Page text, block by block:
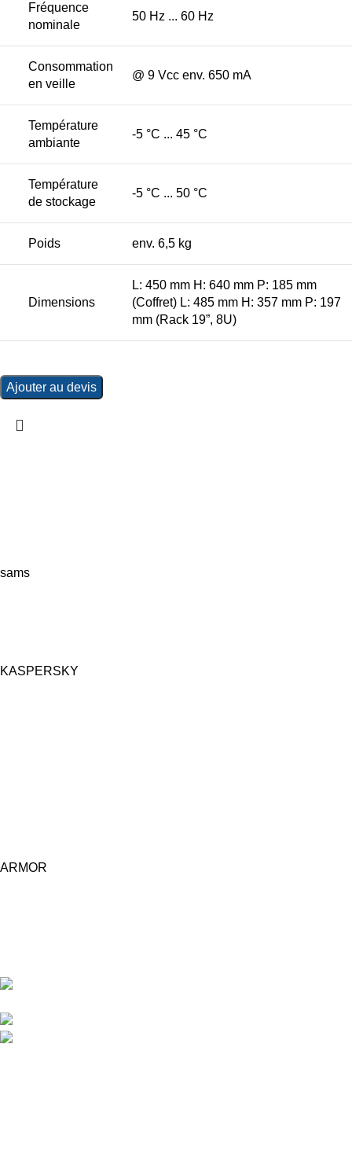
Fréquence
nominale
50 Hz ... 60 Hz
Consommation
en veille
@ 9 Vcc env. 650 mA
Température
ambiante
-5 °C ... 45 °C
Température
de stockage
-5 °C ... 50 °C
Poids env. 6,5 kg
Dimensions
L: 450 mm H: 640 mm P: 185 mm
(Coffret) L: 485 mm H: 357 mm P: 197
mm (Rack 19”, 8U)
Ajouter au devis
sams
KASPERSKY
ARMOR